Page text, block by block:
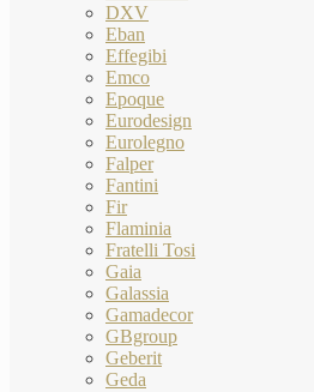
DXV
Eban
Effegibi
Emco
Epoque
Eurodesign
Eurolegno
Falper
Fantini
Fir
Flaminia
Fratelli Tosi
Gaia
Galassia
Gamadecor
GBgroup
Geberit
Geda